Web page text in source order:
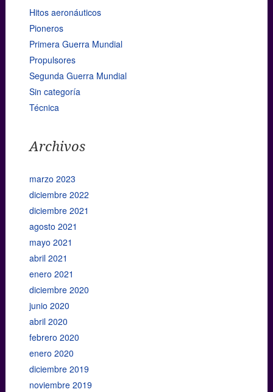
Hitos aeronáuticos
Pioneros
Primera Guerra Mundial
Propulsores
Segunda Guerra Mundial
Sin categoría
Técnica
Archivos
marzo 2023
diciembre 2022
diciembre 2021
agosto 2021
mayo 2021
abril 2021
enero 2021
diciembre 2020
junio 2020
abril 2020
febrero 2020
enero 2020
diciembre 2019
noviembre 2019